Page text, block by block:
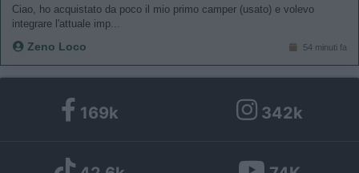
Ciao, ho acquistato da poco il mio primo camper (usato) e volevo
integrare l'attuale imp...
Zeno Loco 54 minuti fa
169k 342k